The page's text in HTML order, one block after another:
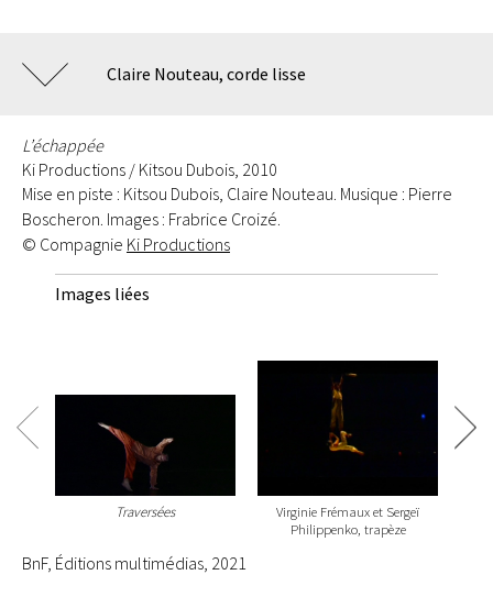
Claire Nouteau, corde lisse
L’échappée
Ki Productions / Kitsou Dubois, 2010
Mise en piste : Kitsou Dubois, Claire Nouteau. Musique : Pierre
Boscheron. Images : Frabrice Croizé.
© Compagnie Ki Productions
Images liées
Traversées
Virginie Frémaux et Sergeï
Philippenko, trapèze
BnF, Éditions multimédias, 2021